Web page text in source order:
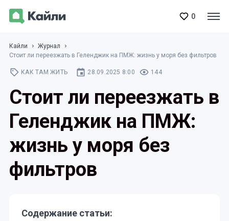
0
Кайли
Журнал
Стоит ли переезжать в Геленджик на ПМЖ: жизнь у моря без фильтров
КАК ТАМ ЖИТЬ 28.09.2025 8:00 144
Стоит ли переезжать в
Геленджик на ПМЖ:
жизнь у моря без
фильтров
Содержание статьи: